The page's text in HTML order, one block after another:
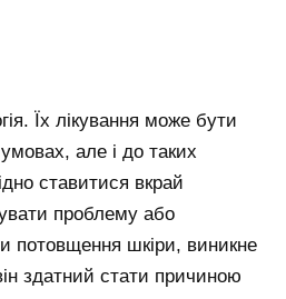
Їх лікування може бути
але і до таких
ставитися вкрай
проблему або
потовщення шкіри, виникне
здатний стати причиною